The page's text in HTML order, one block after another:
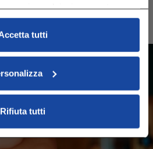
in qualsiasi momento
dei cookie. Ulteriori
nellaCookie Policy
tutti
Rifiuta tutti
extra del 10%.